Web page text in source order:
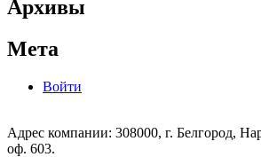
Архивы
Мета
Войти
Адрес компании: 308000, г. Белгород,
оф. 603.